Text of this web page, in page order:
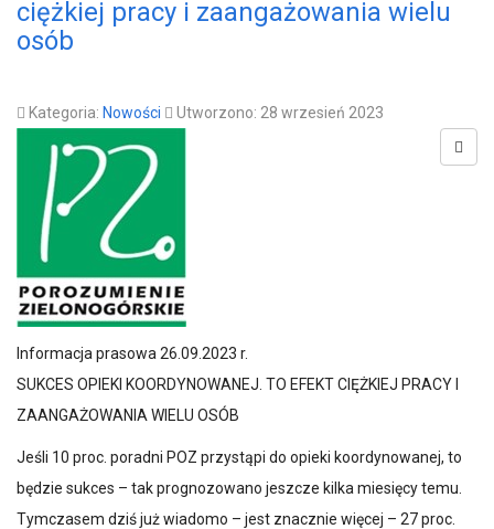
ciężkiej pracy i zaangażowania wielu
osób
Kategoria: Nowości Utworzono: 28 wrzesień 2023
Informacja prasowa 26.09.2023 r.
SUKCES OPIEKI KOORDYNOWANEJ. TO EFEKT CIĘŻKIEJ PRACY I
ZAANGAŻOWANIA WIELU OSÓB
Jeśli 10 proc. poradni POZ przystąpi do opieki koordynowanej, to
będzie sukces – tak prognozowano jeszcze kilka miesięcy temu.
Tymczasem dziś już wiadomo – jest znacznie więcej – 27 proc.